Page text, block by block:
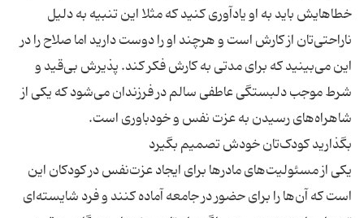
خطاهایش باید به او یادآوری کنید که مثلا این تنبیه به‌ دلیل
ناراحتی‌‌تان از کارش است و هرچند او را دوست دارید اما صلاح را در
این می‌‌بینید که برای مدتی به کارش فکر کند. پذیرش بی‌قید و
شرط موجب دلبستگی عاطفی سالم در فرزندان می‌شود که یکی از
یکی از مسئولیت‌های مادرها برای ایجاد عزت‌نفس در کودکان این
است که آن‌ها را برای حضور در جامعه آماده کنند و فرد شایسته‌ای